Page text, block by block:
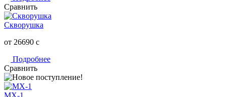
Сравнить
Скворушка
от 26690 c
Подробнее
Сравнить
МХ-1